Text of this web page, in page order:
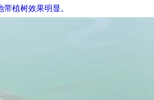
植树效果明显。